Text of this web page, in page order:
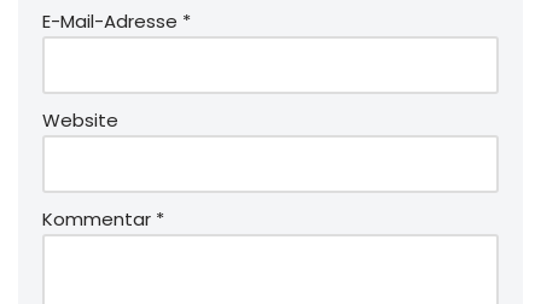
E-Mail-Adresse *
Website
Kommentar *